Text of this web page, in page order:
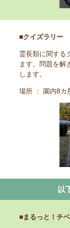
■クイズラリー
霊長類に関する
ます。問題を解
します。
場所 ： 園内8カ
以
■まるっと！チ